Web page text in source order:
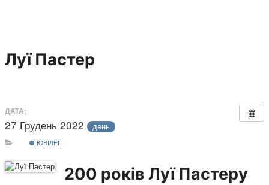
Луї Пастер
ДАТА:
27 Грудень 2022 день
ЮВІЛЕЇ
200 років Луї Пастеру